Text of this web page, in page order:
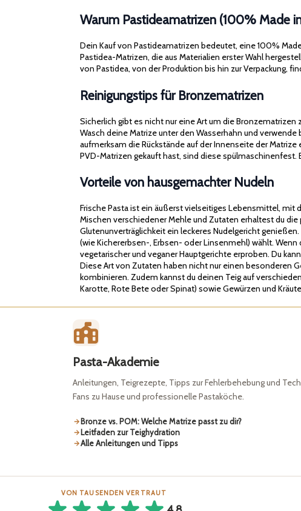
Warum Pastideamatrizen (100% Made
Dein Kauf von Pastideamatrizen bedeutet, eine 100%
Pastidea-Matrizen, die aus Materialien erster Wahl
von Pastidea, von der Produktion bis hin zur Verpackung,
Reinigungstips für Bronzematrizen
Sicherlich gibt es nicht nur eine Art um die Bronzematrizen
Wasch deine Matrize unter den Wasserhahn und
aufmerksam die Rückstände auf der Innenseite der
PVD-Matrizen gekauft hast, sind diese
Vorteile von hausgemachter Nudeln
Frische Pasta ist ein äußerst vielseitiges Lebensmittel, mit
Mischen verschiedener Mehle und Zutaten erhaltest du
Glutenunverträglichkeit ein leckeres Nudelgericht
(wie Kichererbsen-, Erbsen- oder Linsenmehl) wählt.
vegetarischer und veganer Hauptgerichte erproben. Du
Diese Art von Zutaten haben nicht nur einen besonderen
kombinieren. Zudem kannst du deinen Teig auf
Karotte, Rote Bete oder Spinat) sowie Gewürzen und
Pasta-Akademie
Anleitungen, Teigrezepte, Tipps zur Fehlerbehebung und
Fans zu Hause und professionelle Pastaköche.
Bronze vs. POM: Welche Matrize passt zu dir?
Leitfaden zur Teighydration
Alle Anleitungen und Tipps
VON TAUSENDEN VERTRAUT